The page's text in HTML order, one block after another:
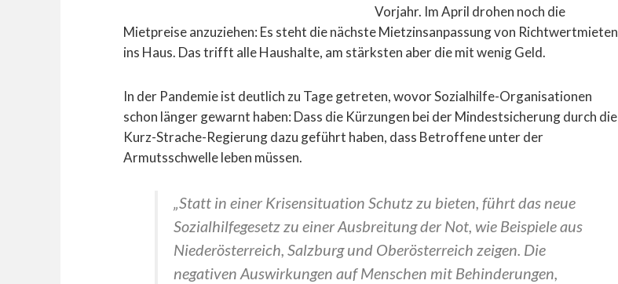
Vorjahr. Im April drohen noch die
Mietpreise anzuziehen: Es steht die nächste Mietzinsanpassung von Richtwertmieten
ins Haus. Das trifft alle Haushalte, am stärksten aber die mit wenig Geld.
In der Pandemie ist deutlich zu Tage getreten, wovor Sozialhilfe-Organisationen
schon länger gewarnt haben: Dass die Kürzungen bei der Mindestsicherung durch die
Kurz-Strache-Regierung dazu geführt haben, dass Betroffene unter der
Armutsschwelle leben müssen.
„Statt in einer Krisensituation Schutz zu bieten, führt das neue
Sozialhilfegesetz zu einer Ausbreitung der Not, wie Beispiele aus
Niederösterreich, Salzburg und Oberösterreich zeigen. Die
negativen Auswirkungen auf Menschen mit Behinderungen,